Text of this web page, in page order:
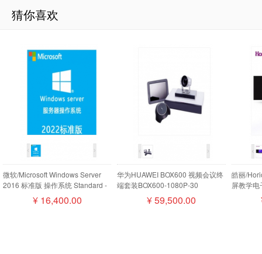
猜你喜欢
微软/Microsoft Windows Server
2016 标准版 操作系统 Standard -
16 Core License Pack
¥16,400.00
华为HUAWEI BOX600 视频会议终
端套装BOX600-1080P-30
camera200摄像机MIC500全向麦
¥59,500.00
皓丽/
屏教学